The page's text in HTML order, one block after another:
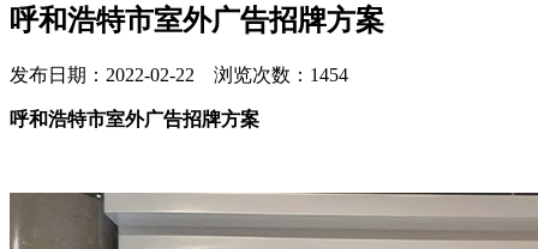
呼和浩特市室外广告招牌方案
发布日期：2022-02-22 浏览次数：1454
呼和浩特市室外广告招牌方案